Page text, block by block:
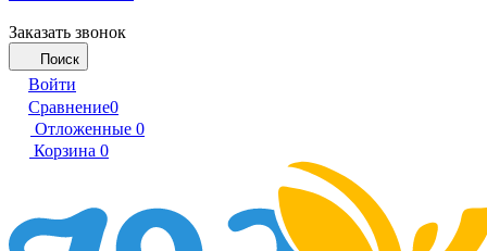
Заказать звонок
Поиск
Войти
Сравнение0
Отложенные 0
Корзина 0